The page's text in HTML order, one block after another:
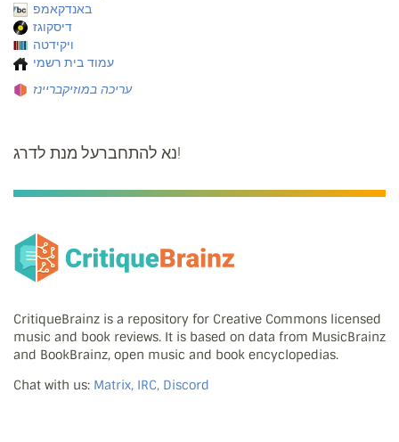
באנדקאמפ
דיסקוגז
ויקידטה
עמוד בית רשמי
עריכה במוזיקבריינז
נא להתחברעל מנת לדרג!
CritiqueBrainz is a repository for Creative Commons licensed
music and book reviews. It is based on data from MusicBrainz
and BookBrainz, open music and book encyclopedias.
Chat with us: Matrix, IRC, Discord